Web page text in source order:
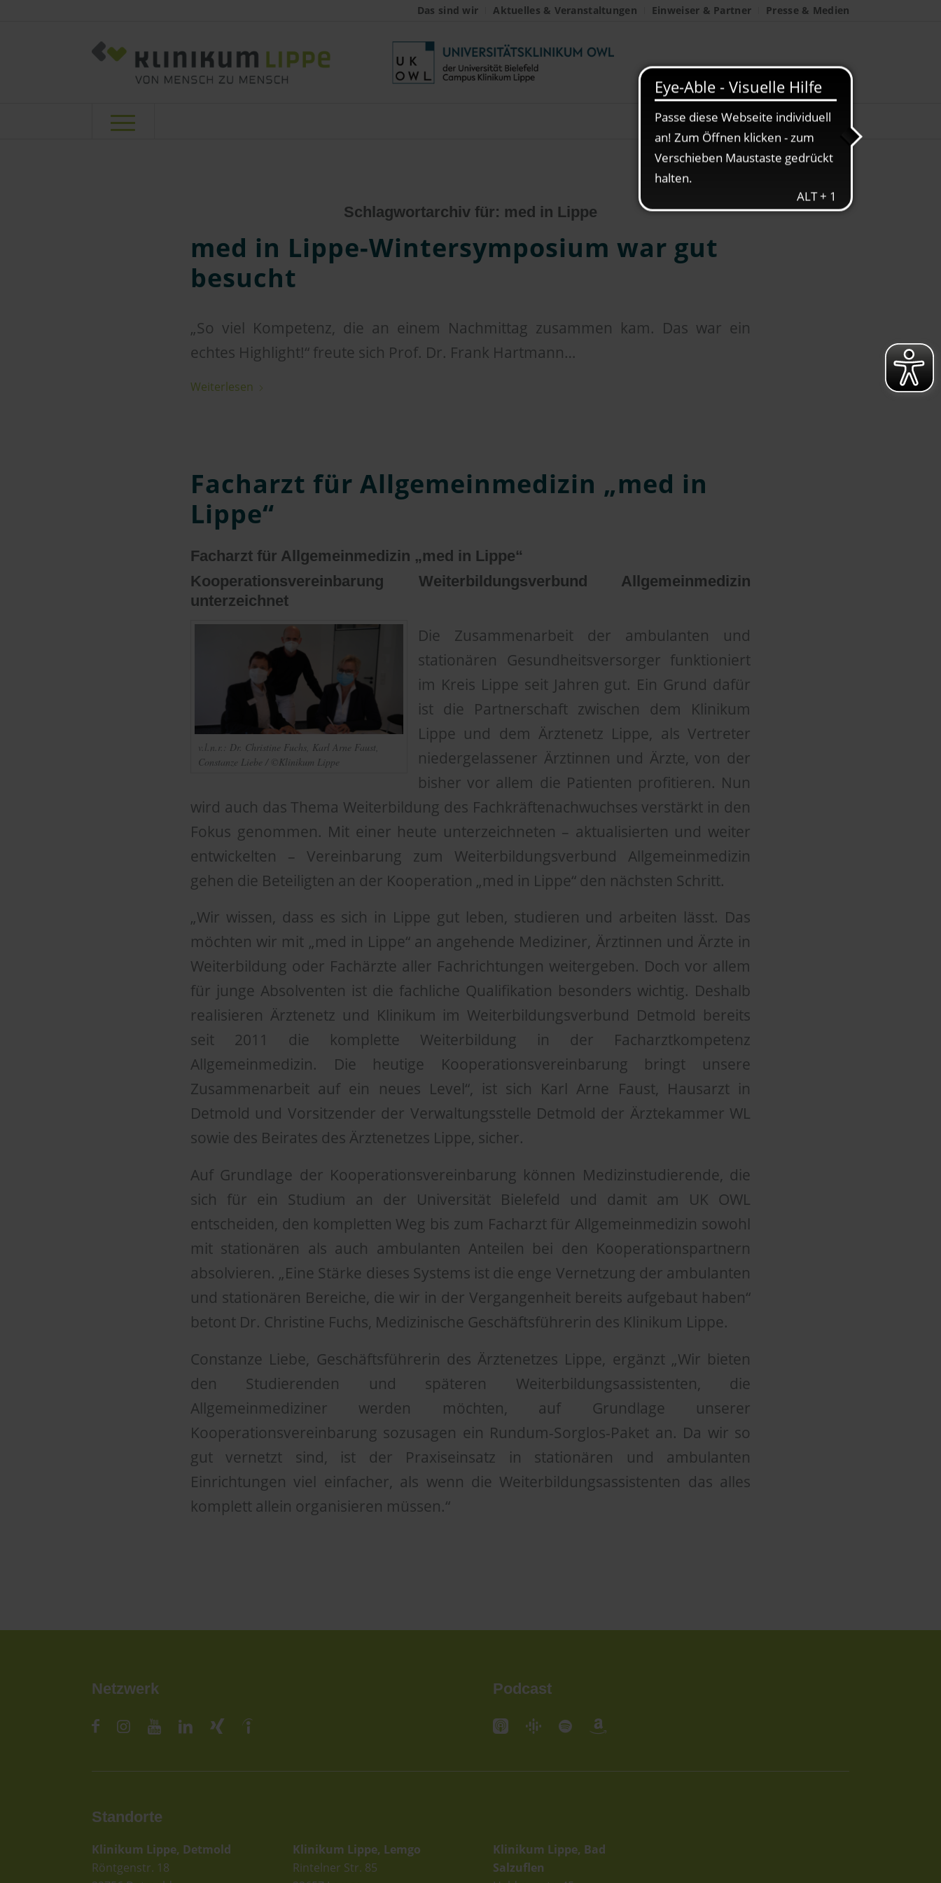
Das sind wir Aktuelles & Veranstaltungen Einweiser & Partner Presse & Medien
Schlagwortarchiv für: med in Lippe
med in Lippe-Wintersymposium war gut
besucht
„So viel Kompetenz, die an einem Nachmittag zusammen kam. Das war ein
echtes Highlight!“ freute sich Prof. Dr. Frank Hartmann…
Weiterlesen
Facharzt für Allgemeinmedizin „med in
Lippe“
Facharzt für Allgemeinmedizin „med in Lippe“
Kooperationsvereinbarung Weiterbildungsverbund Allgemeinmedizin
unterzeichnet
v.l.n.r.: Dr. Christine Fuchs, Karl Arne Faust,
Constanze Liebe / ©Klinikum Lippe
Die Zusammenarbeit der ambulanten und
stationären Gesundheitsversorger funktioniert
im Kreis Lippe seit Jahren gut. Ein Grund dafür
ist die Partnerschaft zwischen dem Klinikum
Lippe und dem Ärztenetz Lippe, als Vertreter
niedergelassener Ärztinnen und Ärzte, von der
bisher vor allem die Patienten profitieren. Nun
wird auch das Thema Weiterbildung des Fachkräftenachwuchses verstärkt in den
Fokus genommen. Mit einer heute unterzeichneten – aktualisierten und weiter
entwickelten – Vereinbarung zum Weiterbildungsverbund Allgemeinmedizin
gehen die Beteiligten an der Kooperation „med in Lippe“ den nächsten Schritt.
„Wir wissen, dass es sich in Lippe gut leben, studieren und arbeiten lässt. Das
möchten wir mit „med in Lippe“ an angehende Mediziner, Ärztinnen und Ärzte in
Weiterbildung oder Fachärzte aller Fachrichtungen weitergeben. Doch vor allem
für junge Absolventen ist die fachliche Qualifikation besonders wichtig. Deshalb
realisieren Ärztenetz und Klinikum im Weiterbildungsverbund Detmold bereits
seit 2011 die komplette Weiterbildung in der Facharztkompetenz
Allgemeinmedizin. Die heutige Kooperationsvereinbarung bringt unsere
Zusammenarbeit auf ein neues Level“, ist sich Karl Arne Faust, Hausarzt in
Detmold und Vorsitzender der Verwaltungsstelle Detmold der Ärztekammer WL
sowie des Beirates des Ärztenetzes Lippe, sicher.
Auf Grundlage der Kooperationsvereinbarung können Medizinstudierende, die
sich für ein Studium an der Universität Bielefeld und damit am UK OWL
entscheiden, den kompletten Weg bis zum Facharzt für Allgemeinmedizin sowohl
mit stationären als auch ambulanten Anteilen bei den Kooperationspartnern
absolvieren. „Eine Stärke dieses Systems ist die enge Vernetzung der ambulanten
und stationären Bereiche, die wir in der Vergangenheit bereits aufgebaut haben“
betont Dr. Christine Fuchs, Medizinische Geschäftsführerin des Klinikum Lippe.
Constanze Liebe, Geschäftsführerin des Ärztenetzes Lippe, ergänzt „Wir bieten
den Studierenden und späteren Weiterbildungsassistenten, die
Allgemeinmediziner werden möchten, auf Grundlage unserer
Kooperationsvereinbarung sozusagen ein Rundum-Sorglos-Paket an. Da wir so
gut vernetzt sind, ist der Praxiseinsatz in stationären und ambulanten
Einrichtungen viel einfacher, als wenn die Weiterbildungsassistenten das alles
komplett allein organisieren müssen.“
Netzwerk Podcast
Standorte
Klinikum Lippe, Detmold
Röntgenstr. 18
Klinikum Lippe, Lemgo
Rintelner Str. 85
Klinikum Lippe, Bad
Salzuflen